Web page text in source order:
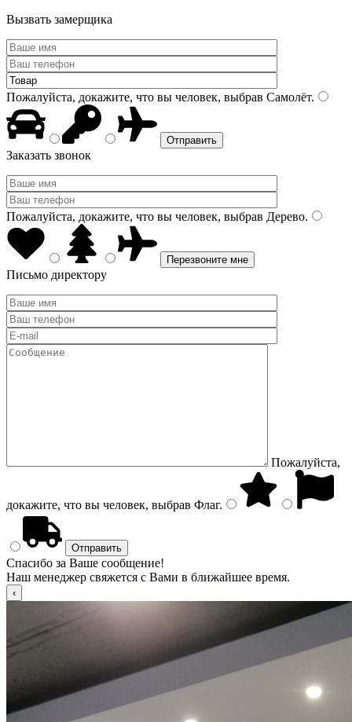
Вызвать замерщика
Пожалуйста, докажите, что вы человек, выбрав Самолёт.
Заказать звонок
Пожалуйста, докажите, что вы человек, выбрав Дерево.
Письмо директору
Пожалуйста,
докажите, что вы человек, выбрав Флаг.
Спасибо за Ваше сообщение!
Наш менеджер свяжется с Вами в ближайшее время.